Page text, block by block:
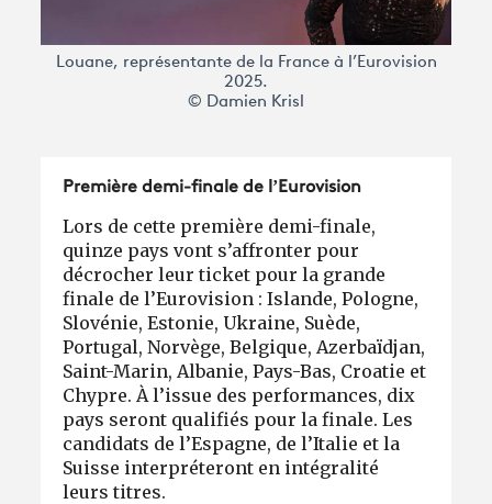
Louane, représentante de la France à l’Eurovision
2025.
© Damien Krisl
Première demi-finale de l’Eurovision
Lors de cette première demi-finale,
quinze pays vont s’affronter pour
décrocher leur ticket pour la grande
finale de l’Eurovision : Islande, Pologne,
Slovénie, Estonie, Ukraine, Suède,
Portugal, Norvège, Belgique, Azerbaïdjan,
Saint-Marin, Albanie, Pays-Bas, Croatie et
Chypre. À l’issue des performances, dix
pays seront qualifiés pour la finale. Les
candidats de l’Espagne, de l’Italie et la
Suisse interpréteront en intégralité
leurs titres.